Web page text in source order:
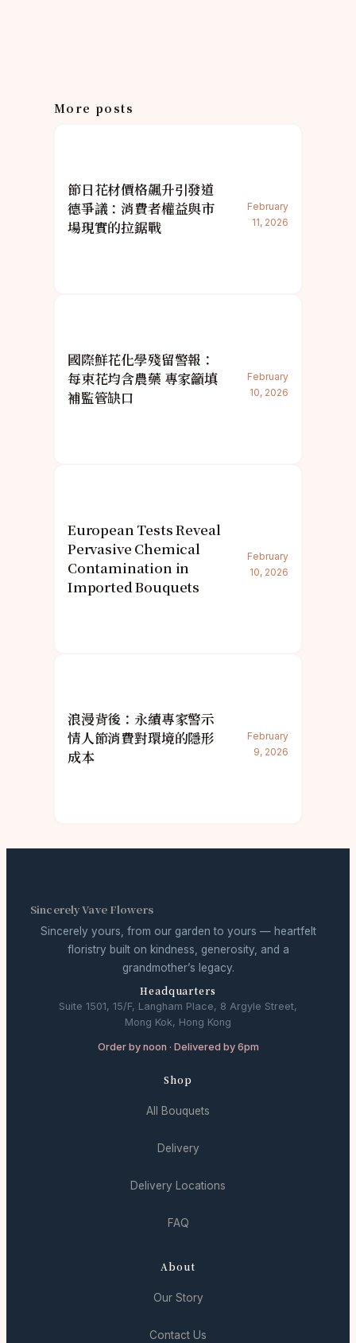
More posts
節日花材價格飆升引發道
德爭議：消費者權益與市
場現實的拉鋸戰
February
11, 2026
國際鮮花化學殘留警報：
每束花均含農藥 專家籲填
補監管缺口
February
10, 2026
European Tests Reveal
Pervasive Chemical
Contamination in
Imported Bouquets
February
10, 2026
浪漫背後：永續專家警示
情人節消費對環境的隱形
成本
February
9, 2026
Sincerely Vave Flowers
Sincerely yours, from our garden to yours — heartfelt
floristry built on kindness, generosity, and a
grandmother’s legacy.
Headquarters
Suite 1501, 15/F, Langham Place, 8 Argyle Street,
Mong Kok, Hong Kong
Order by noon · Delivered by 6pm
Shop
All Bouquets
Delivery
Delivery Locations
FAQ
About
Our Story
Contact Us